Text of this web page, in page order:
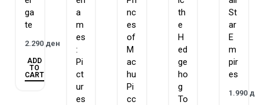
ga
te
2.290 ден
ADD
TO
CART
a
m
es
:
Pi
ct
ur
es
nc
es
of
M
ac
hu
Pi
cc
th
e
H
ed
ge
ho
g
To
St
ar
E
m
pir
es
1.990 ден